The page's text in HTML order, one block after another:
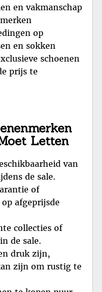
en vakmanschap
op
en sokken
schoenen
prijs te
Letten
van
de sale.
of
afgeprijsde
collecties of
de sale.
druk zijn,
zijn om rustig te